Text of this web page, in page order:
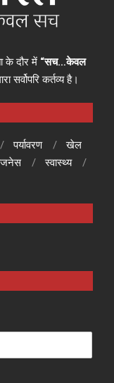
के दौर में “सच…केवल
सर्वोपरि कर्तव्य है।
पर्यावरण
खेल
स्वास्थ्य